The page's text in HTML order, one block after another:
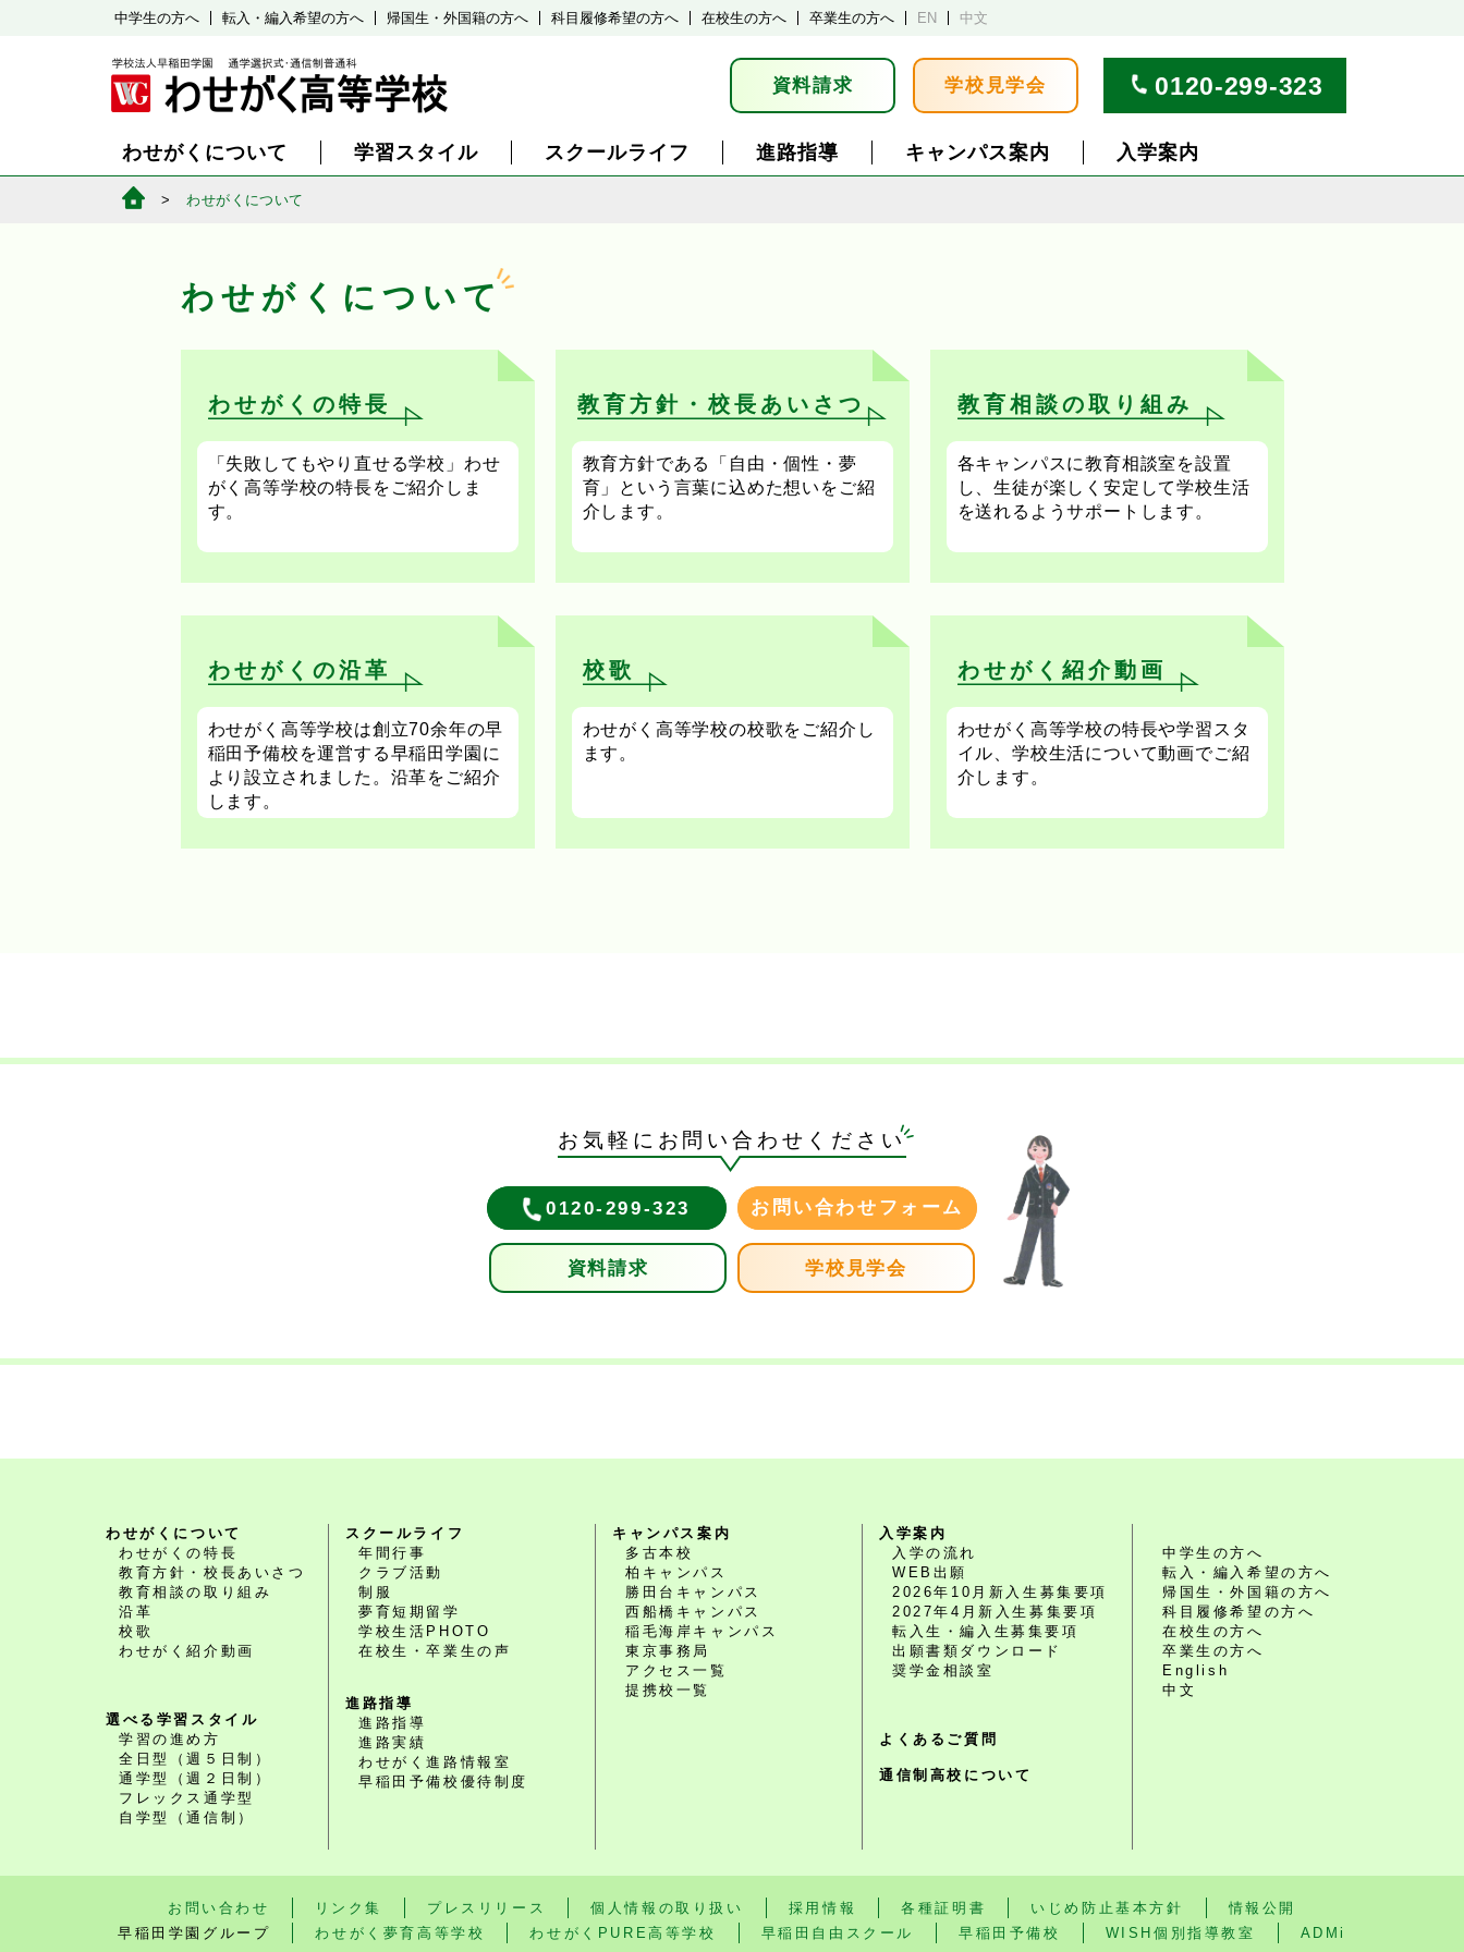
中学生の方へ 転入・編入希望の方へ 帰国生・外国籍の方へ 科目履修希望の方へ 在校生の方へ 卒業生の方へ EN 中文
資料請求 学校見学会 0120-299-323
わせがくについて 学習スタイル スクールライフ 進路指導 キャンパス案内 入学案内
わせがくについて
わせがくについて
わせがくの特長
「失敗してもやり直せる学校」わせ
がく高等学校の特長をご紹介しま
す。
教育方針・校長あいさつ
教育方針である「自由・個性・夢
育」という言葉に込めた想いをご紹
介します。
教育相談の取り組み
各キャンパスに教育相談室を設置
し、生徒が楽しく安定して学校生活
を送れるようサポートします。
わせがくの沿革
わせがく高等学校は創立70余年の早
稲田予備校を運営する早稲田学園に
より設立されました。沿革をご紹介
します。
校歌
わせがく高等学校の校歌をご紹介し
ます。
わせがく紹介動画
わせがく高等学校の特長や学習スタ
イル、学校生活について動画でご紹
介します。
お気軽にお問い合わせください
0120-299-323 お問い合わせフォーム
資料請求 学校見学会
わせがくについて
わせがくの特長
教育方針・校長あいさつ
教育相談の取り組み
沿革
校歌
わせがく紹介動画
選べる学習スタイル
学習の進め方
全日型（週５日制）
通学型（週２日制）
フレックス通学型
自学型（通信制）
スクールライフ
年間行事
クラブ活動
制服
夢育短期留学
学校生活PHOTO
在校生・卒業生の声
進路指導
進路指導
進路実績
わせがく進路情報室
早稲田予備校優待制度
キャンパス案内
多古本校
柏キャンパス
勝田台キャンパス
西船橋キャンパス
稲毛海岸キャンパス
東京事務局
アクセス一覧
提携校一覧
入学案内
入学の流れ
WEB出願
2026年10月新入生募集要項
2027年4月新入生募集要項
転入生・編入生募集要項
出願書類ダウンロード
奨学金相談室
よくあるご質問
通信制高校について
中学生の方へ
転入・編入希望の方へ
帰国生・外国籍の方へ
科目履修希望の方へ
在校生の方へ
卒業生の方へ
English
中文
お問い合わせ リンク集 プレスリリース 個人情報の取り扱い 採用情報 各種証明書 いじめ防止基本方針
情報公開
早稲田学園グループ
わせがく夢育高等学校 わせがくPURE高等学校 早稲田自由スクール 早稲田予備校 WISH個別指導教室 ADMi